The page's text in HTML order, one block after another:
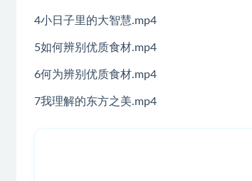
4小日子里的大智慧.mp4
5如何辨别优质食材.mp4
6何为辨别优质食材.mp4
7我理解的东方之美.mp4